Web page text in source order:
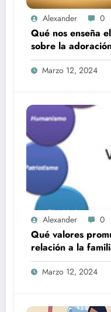
Alexander 0
Qué nos enseña
sobre la
Marzo 12, 2024
Alexander 0
Qué valores
relación a la
Marzo 12, 2024